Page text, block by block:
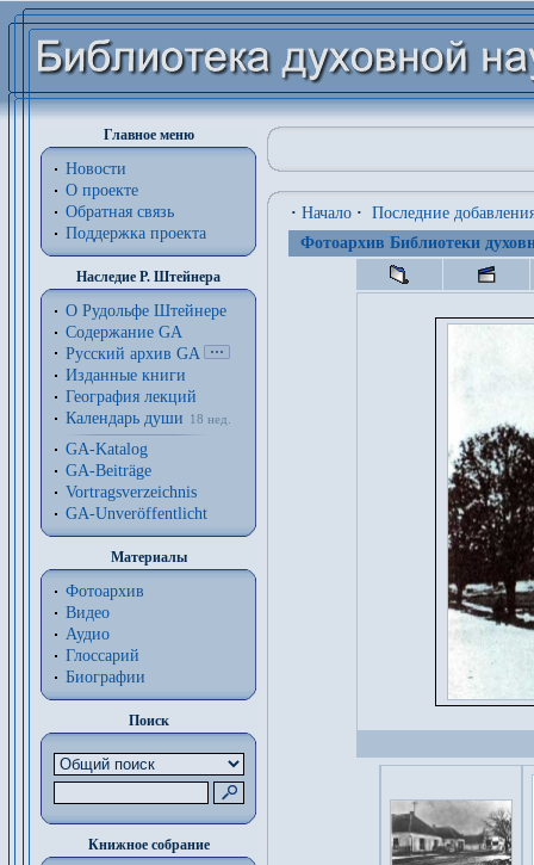
Главное меню
Новости
О проекте
Обратная связь
Поддержка проекта
Наследие Р. Штейнера
О Рудольфе Штейнере
Содержание GA
Русский архив GA
Изданные книги
География лекций
Календарь души
18 нед.
GA-Katalog
GA-Beiträge
Vortragsverzeichnis
GA-Unveröffentlicht
Материалы
Фотоархив
Видео
Аудио
Глоссарий
Биографии
Поиск
Книжное собрание
· Начало · Последние
Фотоархив Библиотеки